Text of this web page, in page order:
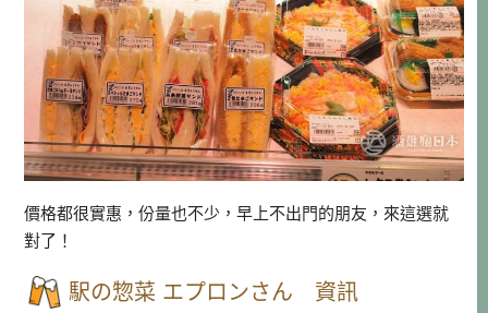
價格都很實惠，份量也不少，早上不出門的朋友，來這選就
對了！
駅の惣菜 エプロンさん 資訊